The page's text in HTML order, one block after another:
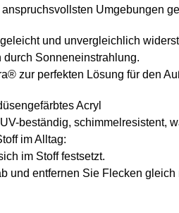
Umgebungen
und unvergleichlich
Sonneneinstrahlung.
zur perfekten Lösung für den
Acryl
beständig, schimmelresistent,
im Alltag:
im Stoff festsetzt.
und entfernen Sie Flecken